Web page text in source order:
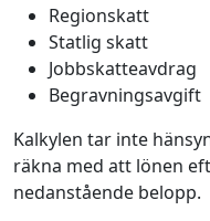
Regionskatt
Statlig skatt
Jobbskatteavdrag
Begravningsavgift
Kalkylen tar inte
räkna med att lönen
nedanstående belopp.